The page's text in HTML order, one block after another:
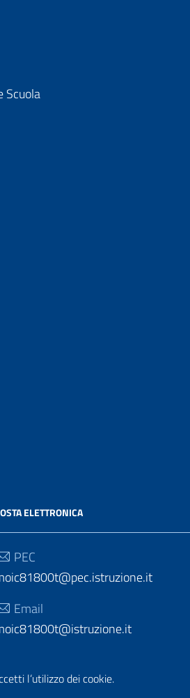
l’utilizzo dei cookie.
Scuola
ELETTRONICA
PEC
Email